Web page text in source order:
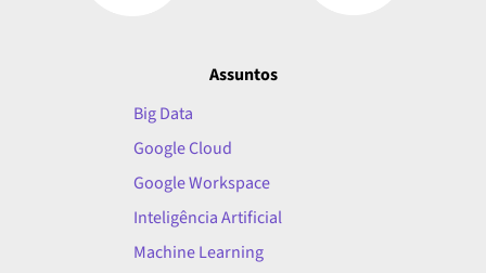
Assuntos
Big Data
Google Cloud
Google Workspace
Inteligência Artificial
Machine Learning